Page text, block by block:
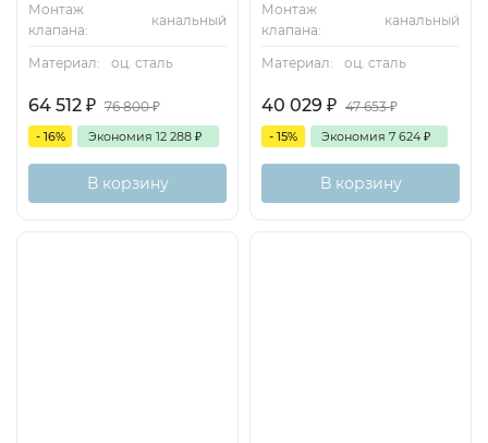
Размеры и вес – TVJ
чертеж
Монтаж
клапана:
канальный
Материал: оц. сталь
64 512 ₽ 76 800₽
- 16% Экономия 12 288 ₽
В корзину
Монтаж
клапана:
канальный
Материал: оц. сталь
40 029 ₽ 47 653₽
- 15% Экономия 7 624 ₽
В корзину